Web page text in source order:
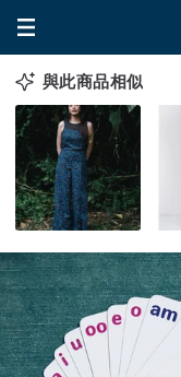
與此商品相似